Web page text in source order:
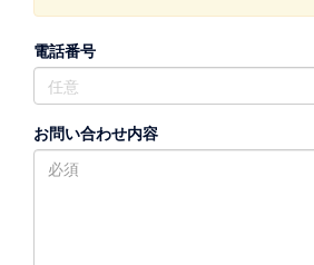
電話番号
お問い合わせ内容